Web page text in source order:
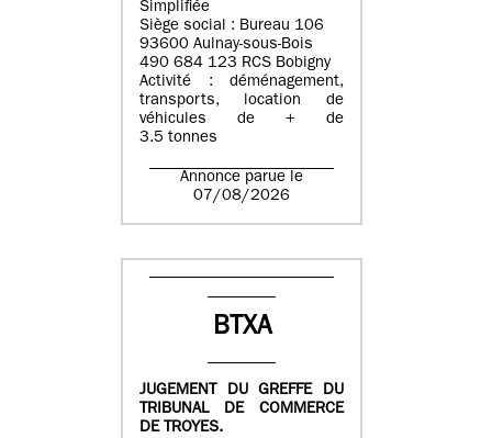
Simplifiée
Siège social : Bureau 106
93600 Aulnay-sous-Bois
490 684 123 RCS Bobigny
Activité : déménagement,
transports, location de
véhicules de + de
3.5 tonnes
Annonce parue le
07/08/2026
BTXA
JUGEMENT DU GREFFE DU
TRIBUNAL DE COMMERCE
DE TROYES.